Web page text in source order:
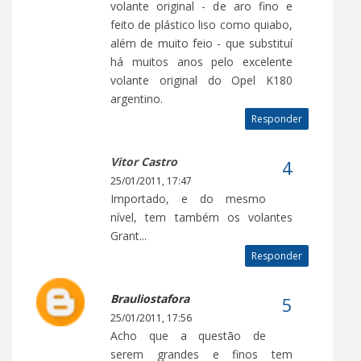
volante original - de aro fino e
feito de plástico liso como quiabo,
além de muito feio - que substituí
há muitos anos pelo excelente
volante original do Opel K180
argentino.
Responder
Vitor Castro
25/01/2011, 17:47
Importado, e do mesmo
nível, tem também os volantes
Grant...
Responder
Brauliostafora
25/01/2011, 17:56
Acho que a questão de
serem grandes e finos tem